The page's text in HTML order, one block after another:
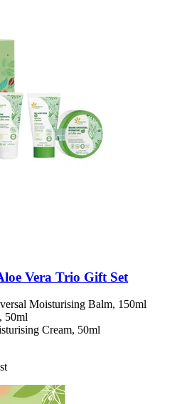
Vera Trio Gift Set
Moisturising Balm, 150ml
50ml
Cream, 50ml